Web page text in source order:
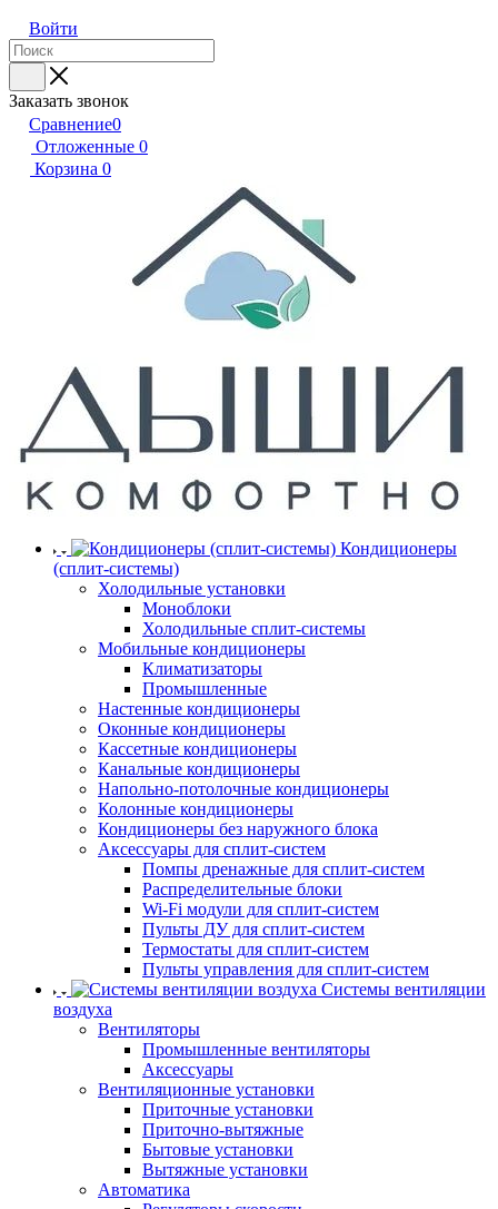
Войти
Заказать звонок
Сравнение0
Отложенные 0
Корзина 0
Кондиционеры
(сплит-системы)
Холодильные установки
Моноблоки
Холодильные сплит-системы
Мобильные кондиционеры
Климатизаторы
Промышленные
Настенные кондиционеры
Оконные кондиционеры
Кассетные кондиционеры
Канальные кондиционеры
Напольно-потолочные кондиционеры
Колонные кондиционеры
Кондиционеры без наружного блока
Аксессуары для сплит-систем
Помпы дренажные для сплит-систем
Распределительные блоки
Wi-Fi модули для сплит-систем
Пульты ДУ для сплит-систем
Термостаты для сплит-систем
Пульты управления для сплит-систем
Системы вентиляции
воздуха
Вентиляторы
Промышленные вентиляторы
Аксессуары
Вентиляционные установки
Приточные установки
Приточно-вытяжные
Бытовые установки
Вытяжные установки
Автоматика